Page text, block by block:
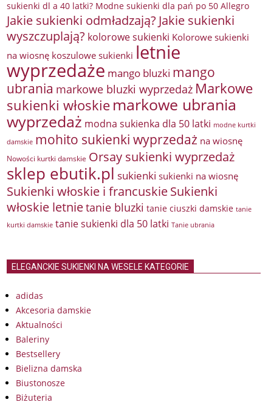
sukienki dl a 40 latki? Modne sukienki dla pań po 50 Allegro
Jakie sukienki odmładzają? Jakie sukienki
wyszczuplają? kolorowe sukienki Kolorowe sukienki
na wiosnę koszulowe sukienki letnie
wyprzedaże mango bluzki mango
ubrania markowe bluzki wyprzedaż Markowe
sukienki włoskie markowe ubrania
wyprzedaż modna sukienka dla 50 latki modne kurtki
damskie mohito sukienki wyprzedaż na wiosnę
Nowości kurtki damskie Orsay sukienki wyprzedaż
sklep ebutik.pl sukienki sukienki na wiosnę
Sukienki włoskie i francuskieSukienki
włoskie letnietanie bluzki tanie ciuszki damskie tanie
kurtki damskie tanie sukienki dla 50 latki Tanie ubrania
ELEGANCKIE SUKIENKI NA WESELE KATEGORIE
adidas
Akcesoria damskie
Aktualności
Baleriny
Bestsellery
Bielizna damska
Biustonosze
Biżuteria